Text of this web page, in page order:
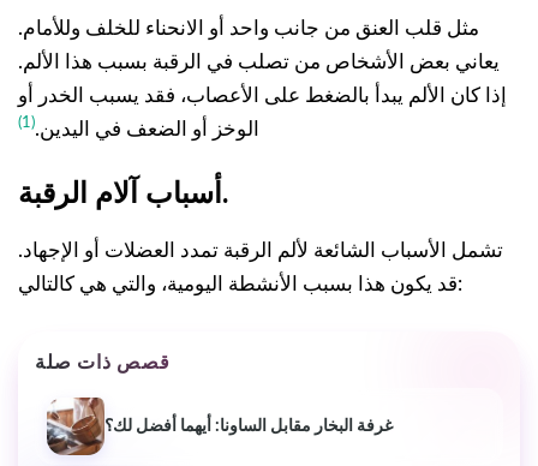
مثل قلب العنق من جانب واحد أو الانحناء للخلف وللأمام.
يعاني بعض الأشخاص من تصلب في الرقبة بسبب هذا الألم.
إذا كان الألم يبدأ بالضغط على الأعصاب، فقد يسبب الخدر أو
الوخز أو الضعف في اليدين.(1)
أسباب آلام الرقبة.
تشمل الأسباب الشائعة لألم الرقبة تمدد العضلات أو الإجهاد.
قد يكون هذا بسبب الأنشطة اليومية، والتي هي كالتالي:
قصص ذات صلة
غرفة البخار مقابل الساونا: أيهما أفضل لك؟